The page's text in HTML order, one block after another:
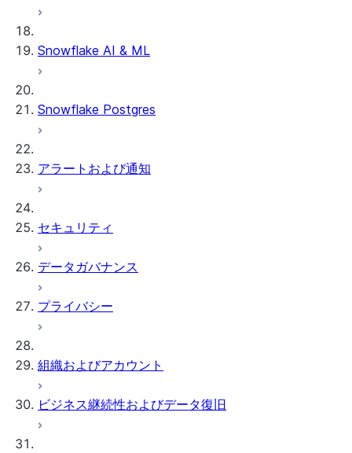
Snowflake AI & ML
Snowflake Postgres
アラートおよび通知
セキュリティ
データガバナンス
プライバシー
組織およびアカウント
ビジネス継続性およびデータ復旧